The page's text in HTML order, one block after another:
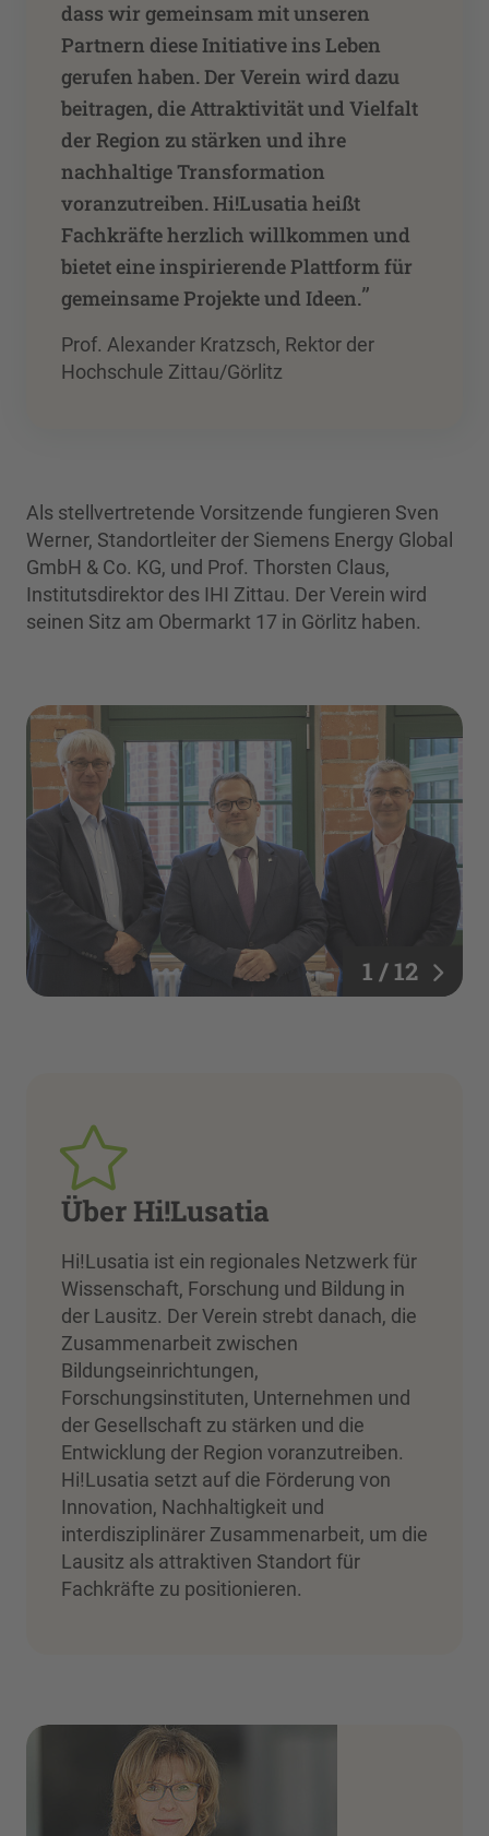
dass wir gemeinsam mit unseren
Partnern diese Initiative ins Leben
gerufen haben. Der Verein wird dazu
beitragen, die Attraktivität und Vielfalt
der Region zu stärken und ihre
nachhaltige Transformation
voranzutreiben. Hi!Lusatia heißt
Fachkräfte herzlich willkommen und
bietet eine inspirierende Plattform für
gemeinsame Projekte und Ideen.”
Prof. Alexander Kratzsch, Rektor der
Hochschule Zittau/Görlitz
Als stellvertretende Vorsitzende fungieren Sven
Werner, Standortleiter der Siemens Energy Global
GmbH & Co. KG, und Prof. Thorsten Claus,
Institutsdirektor des IHI Zittau. Der Verein wird
seinen Sitz am Obermarkt 17 in Görlitz haben.
1 / 12
Über Hi!Lusatia
Hi!Lusatia ist ein regionales Netzwerk für
Wissenschaft, Forschung und Bildung in
der Lausitz. Der Verein strebt danach, die
Zusammenarbeit zwischen
Bildungseinrichtungen,
Forschungsinstituten, Unternehmen und
der Gesellschaft zu stärken und die
Entwicklung der Region voranzutreiben.
Hi!Lusatia setzt auf die Förderung von
Innovation, Nachhaltigkeit und
interdisziplinärer Zusammenarbeit, um die
Lausitz als attraktiven Standort für
Fachkräfte zu positionieren.